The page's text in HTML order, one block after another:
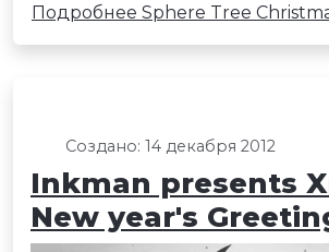
Подробнее Sphere Tree
Создано: 14 декабря 2012
Inkman presents
New year's